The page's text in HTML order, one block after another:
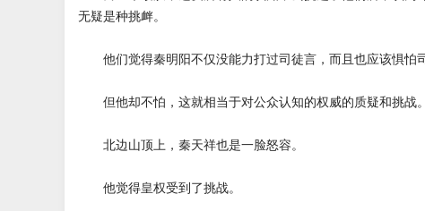
无疑是种挑衅。
他们觉得秦明阳不仅没能力打过司徒言，而且也应该惧怕司
但他却不怕，这就相当于对公众认知的权威的质疑和挑战。
北边山顶上，秦天祥也是一脸怒容。
他觉得皇权受到了挑战。